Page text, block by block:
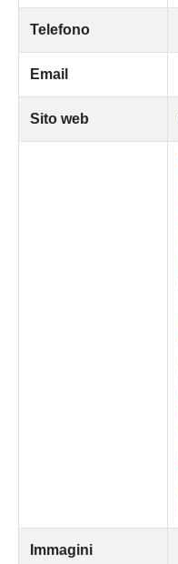
Telefono
Email
Sito web
Immagini